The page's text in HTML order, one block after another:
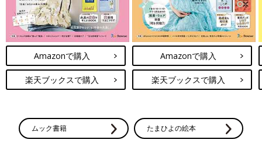
Amazonで購入
楽天ブックスで購入
Amazonで購入
楽天ブックスで購入
ムック書籍 たまひよの絵本